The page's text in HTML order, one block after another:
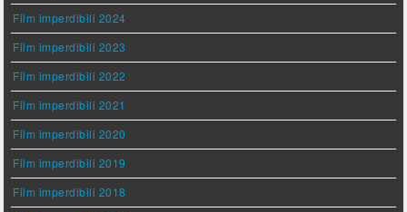
Film imperdibili 2024
Film imperdibili 2023
Film imperdibili 2022
Film imperdibili 2021
Film imperdibili 2020
Film imperdibili 2019
Film imperdibili 2018